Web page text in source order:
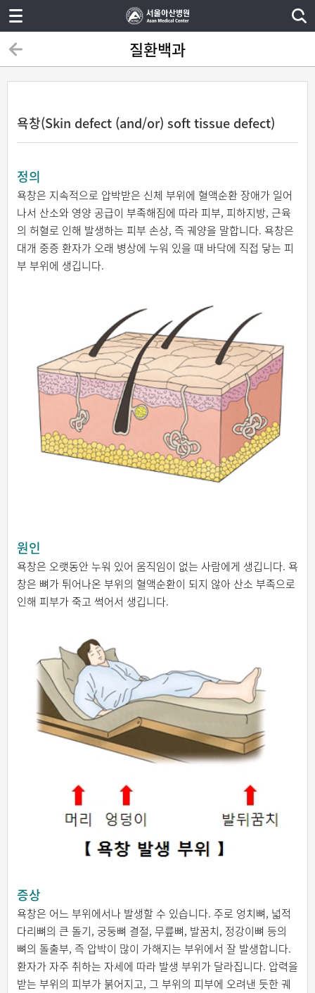
질환백과
욕창(Skin defect (and/or) soft tissue defect)
정의
욕창은 지속적으로 압박받은 신체 부위에 혈액순환 장애가 일어
나서 산소와 영양 공급이 부족해짐에 따라 피부, 피하지방, 근육
의 허혈로 인해 발생하는 피부 손상, 즉 궤양을 말합니다. 욕창은
대개 중증 환자가 오래 병상에 누워 있을 때 바닥에 직접 닿는 피
부 부위에 생깁니다.
원인
욕창은 오랫동안 누워 있어 움직임이 없는 사람에게 생깁니다. 욕
창은 뼈가 튀어나온 부위의 혈액순환이 되지 않아 산소 부족으로
인해 피부가 죽고 썩어서 생깁니다.
증상
욕창은 어느 부위에서나 발생할 수 있습니다. 주로 엉치뼈, 넓적
다리뼈의 큰 돌기, 궁둥뼈 결절, 무릎뼈, 발꿈치, 정강이뼈 등의
뼈의 돌출부, 즉 압박이 많이 가해지는 부위에서 잘 발생합니다.
환자가 자주 취하는 자세에 따라 발생 부위가 달라집니다. 압력을
받는 부위의 피부가 붉어지고, 그 부위의 피부에 오려낸 듯한 궤